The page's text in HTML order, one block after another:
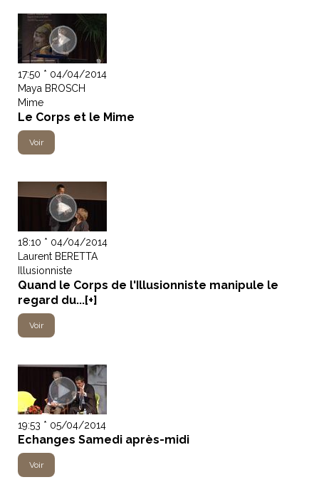
17:50 * 04/04/2014
Maya BROSCH
Mime
Le Corps et le Mime
Voir
18:10 * 04/04/2014
Laurent BERETTA
Illusionniste
Quand le Corps de l'Illusionniste manipule le
regard du...[+]
Voir
19:53 * 05/04/2014
Echanges Samedi après-midi
Voir